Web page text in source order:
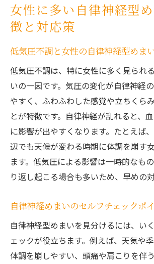
女性に多い自律神経型
徴と対応策
低気圧不調と女性の自律神経型めま
低気圧不調は、特に女性に多く見られ
いの一因です。気圧の変化が自律神経
やすく、ふわふわした感覚や立ちくら
とが特徴です。自律神経が乱れると、
に影響が出やすくなります。たとえば
辺でも天候が変わる時期に体調を崩す
ます。低気圧による影響は一時的なも
り返し起こる場合も多いため、早めの
自律神経めまいのセルフチェックポ
自律神経型めまいを見分けるには、い
ェックが役立ちます。例えば、天気や
体調を崩しやすい、頭痛や肩こりを伴